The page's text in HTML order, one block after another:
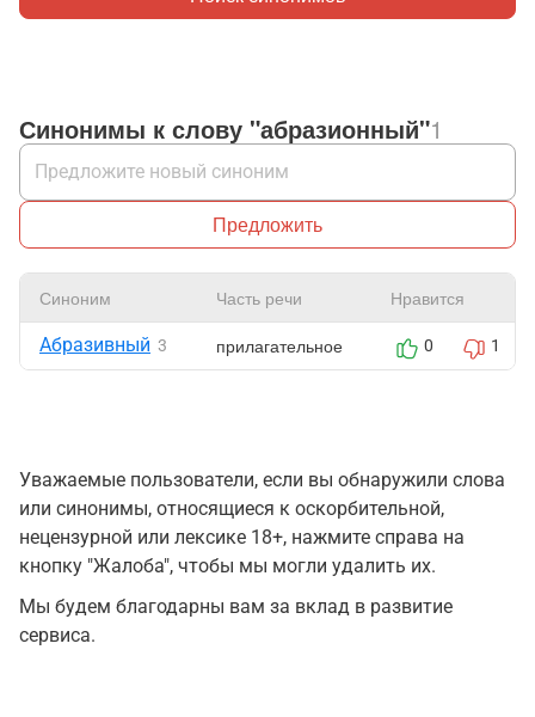
Синонимы к слову "абразионный"1
Предложить
Синоним Часть речи Нравится
Абразивный 3 прилагательное 0 1
Уважаемые пользователи, если вы обнаружили слова
или синонимы, относящиеся к оскорбительной,
нецензурной или лексике 18+, нажмите справа на
кнопку "Жалоба", чтобы мы могли удалить их.
Мы будем благодарны вам за вклад в развитие
сервиса.